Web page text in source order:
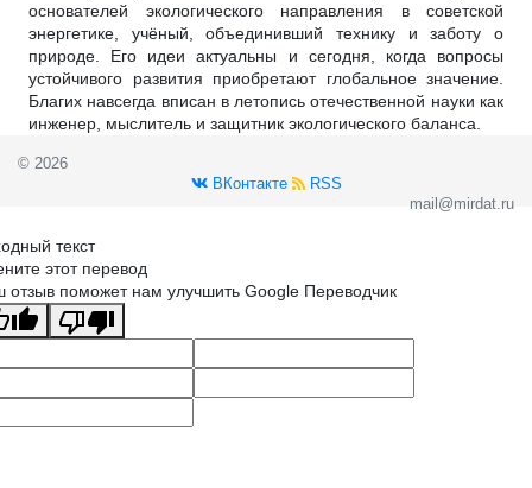
основателей экологического направления в советской
энергетике, учёный, объединивший технику и заботу о
природе. Его идеи актуальны и сегодня, когда вопросы
устойчивого развития приобретают глобальное значение.
Благих навсегда вписан в летопись отечественной науки как
инженер, мыслитель и защитник экологического баланса.
© 2026
ВКонтакте
RSS
mail@mirdat.ru
текст
этот перевод
отзыв поможет нам улучшить Google Переводчик